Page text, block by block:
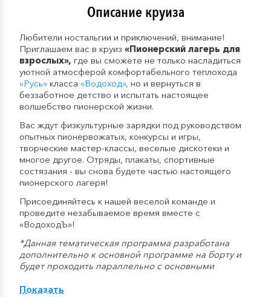
Описание круиза
Любители ностальгии и приключений, внимание!
Приглашаем вас в круиз «Пионерский лагерь для
взрослых», где вы сможете не только насладиться
уютной атмосферой комфортабельного теплохода
«Русь» класса «Водоход», но и вернуться в
беззаботное детство и испытать настоящее
волшебство пионерской жизни.
Вас ждут физкультурные зарядки под руководством
опытных пионервожатых, конкурсы и игры,
творческие мастер-классы, веселые дискотеки и
многое другое. Отряды, плакаты, спортивные
состязания - вы снова будете частью настоящего
пионерского лагеря!
Присоединяйтесь к нашей веселой команде и
проведите незабываемое время вместе с
«ВодоходЪ»!
*Данная тематическая программа разработана
дополнительно к основной программе на борту и
будет проходить параллельно с основными
программе по желанию.
Показать